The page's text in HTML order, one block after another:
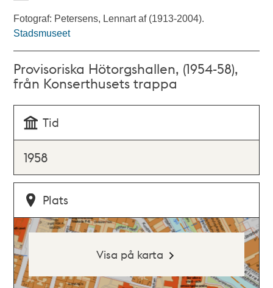
Fotograf: Petersens, Lennart af (1913-2004).
Stadsmuseet
Provisoriska Hötorgshallen, (1954-58),
från Konserthusets trappa
Tid
1958
Plats
Visa på karta